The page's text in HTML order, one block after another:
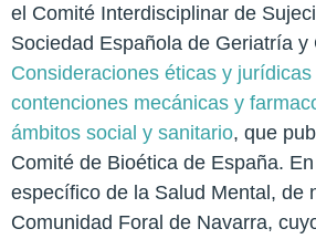
el Comité Interdisciplinar de
Sociedad Española de Geriatría
Consideraciones éticas y
contenciones mecánicas y
ámbitos social y sanitario, que
Comité de Bioética de España.
específico de la Salud Mental, de
Comunidad Foral de Navarra,